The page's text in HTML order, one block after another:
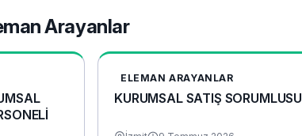
Arayanlar
ELEMAN ARAYANLAR
KURUMSAL SATIŞ SORUMLUSU